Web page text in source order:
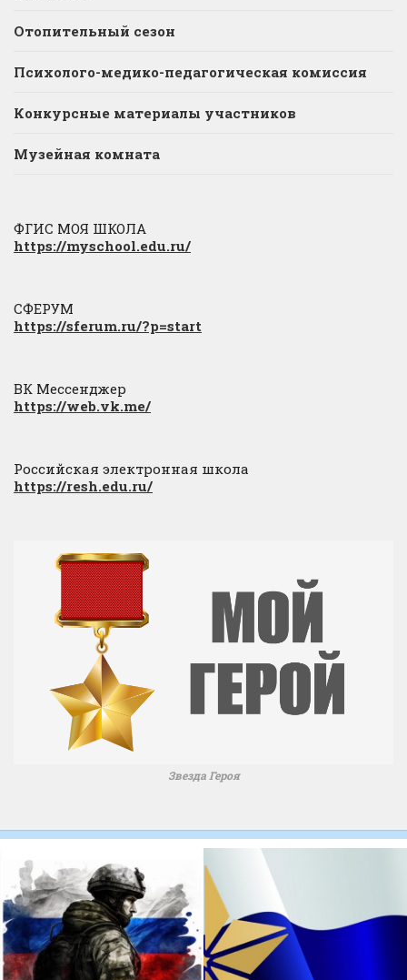
Отопительный сезон
Психолого-медико-педагогическая комиссия
Конкурсные материалы участников
Музейная комната
ФГИС МОЯ ШКОЛА
https://myschool.edu.ru/
СФЕРУМ
https://sferum.ru/?p=start
ВК Мессенджер
https://web.vk.me/
Российская электронная школа
https://resh.edu.ru/
Звезда Героя